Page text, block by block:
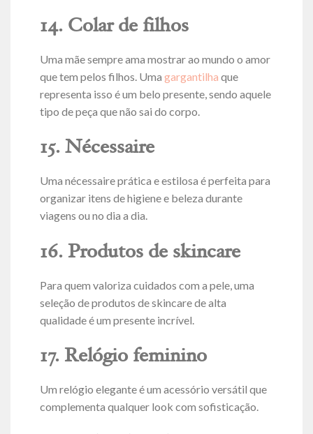
14. Colar de filhos
Uma mãe sempre ama mostrar ao mundo o amor
que tem pelos filhos. Uma gargantilha que
representa isso é um belo presente, sendo aquele
tipo de peça que não sai do corpo.
15. Nécessaire
Uma nécessaire prática e estilosa é perfeita para
organizar itens de higiene e beleza durante
viagens ou no dia a dia.
16. Produtos de skincare
Para quem valoriza cuidados com a pele, uma
seleção de produtos de skincare de alta
qualidade é um presente incrível.
17. Relógio feminino
Um relógio elegante é um acessório versátil que
complementa qualquer look com sofisticação.